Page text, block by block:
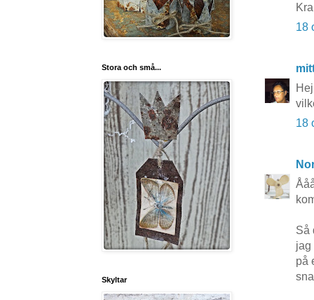
18
18
Så
jag
på
Stora och små...
Skyltar